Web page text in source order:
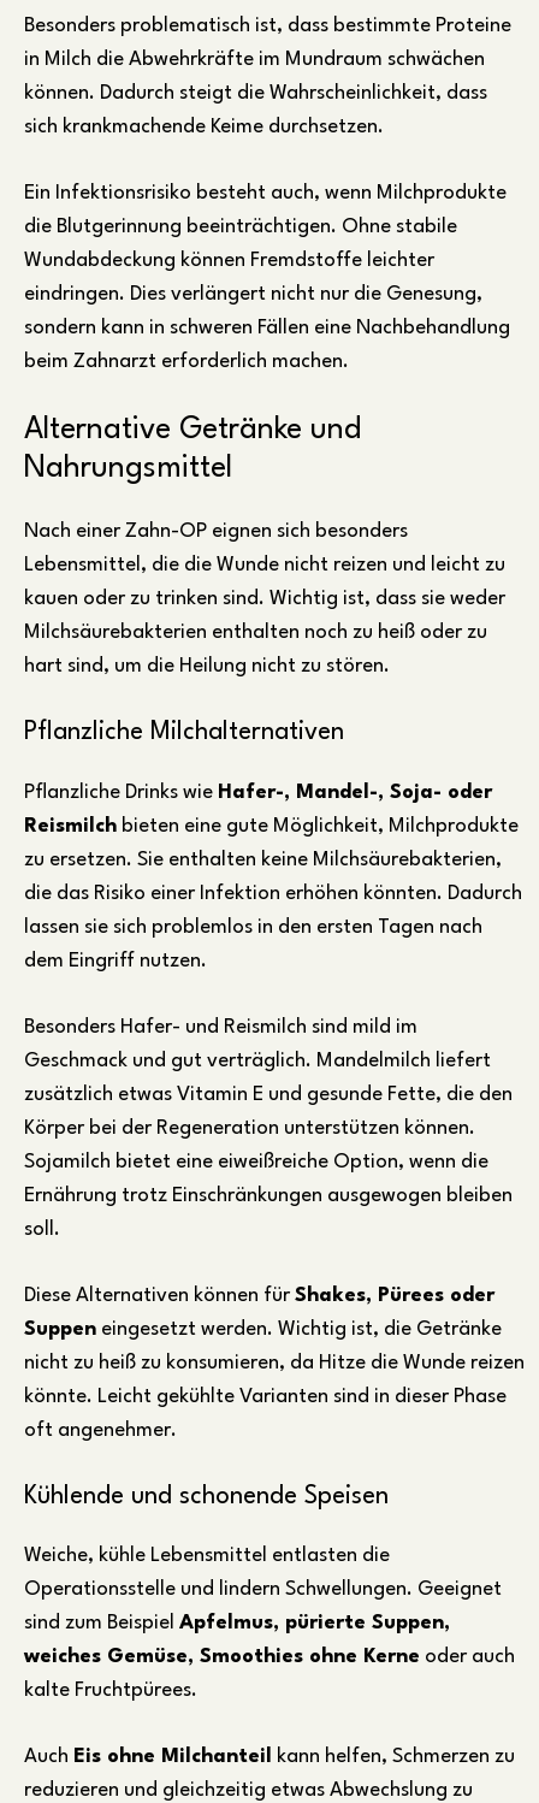
Besonders problematisch ist, dass bestimmte Proteine
in Milch die Abwehrkräfte im Mundraum schwächen
können. Dadurch steigt die Wahrscheinlichkeit, dass
sich krankmachende Keime durchsetzen.
Ein Infektionsrisiko besteht auch, wenn Milchprodukte
die Blutgerinnung beeinträchtigen. Ohne stabile
Wundabdeckung können Fremdstoffe leichter
eindringen. Dies verlängert nicht nur die Genesung,
sondern kann in schweren Fällen eine Nachbehandlung
beim Zahnarzt erforderlich machen.
Alternative Getränke und
Nahrungsmittel
Nach einer Zahn-OP eignen sich besonders
Lebensmittel, die die Wunde nicht reizen und leicht zu
kauen oder zu trinken sind. Wichtig ist, dass sie weder
Milchsäurebakterien enthalten noch zu heiß oder zu
hart sind, um die Heilung nicht zu stören.
Pflanzliche Milchalternativen
Pflanzliche Drinks wie Hafer-, Mandel-, Soja- oder
Reismilch bieten eine gute Möglichkeit, Milchprodukte
zu ersetzen. Sie enthalten keine Milchsäurebakterien,
die das Risiko einer Infektion erhöhen könnten. Dadurch
lassen sie sich problemlos in den ersten Tagen nach
dem Eingriff nutzen.
Besonders Hafer- und Reismilch sind mild im
Geschmack und gut verträglich. Mandelmilch liefert
zusätzlich etwas Vitamin E und gesunde Fette, die den
Körper bei der Regeneration unterstützen können.
Sojamilch bietet eine eiweißreiche Option, wenn die
Ernährung trotz Einschränkungen ausgewogen bleiben
soll.
Diese Alternativen können für Shakes, Pürees oder
Suppen eingesetzt werden. Wichtig ist, die Getränke
nicht zu heiß zu konsumieren, da Hitze die Wunde reizen
könnte. Leicht gekühlte Varianten sind in dieser Phase
oft angenehmer.
Kühlende und schonende Speisen
Weiche, kühle Lebensmittel entlasten die
Operationsstelle und lindern Schwellungen. Geeignet
sind zum Beispiel Apfelmus, pürierte Suppen,
weiches Gemüse, Smoothies ohne Kerne oder auch
kalte Fruchtpürees.
Auch Eis ohne Milchanteil kann helfen, Schmerzen zu
reduzieren und gleichzeitig etwas Abwechslung zu